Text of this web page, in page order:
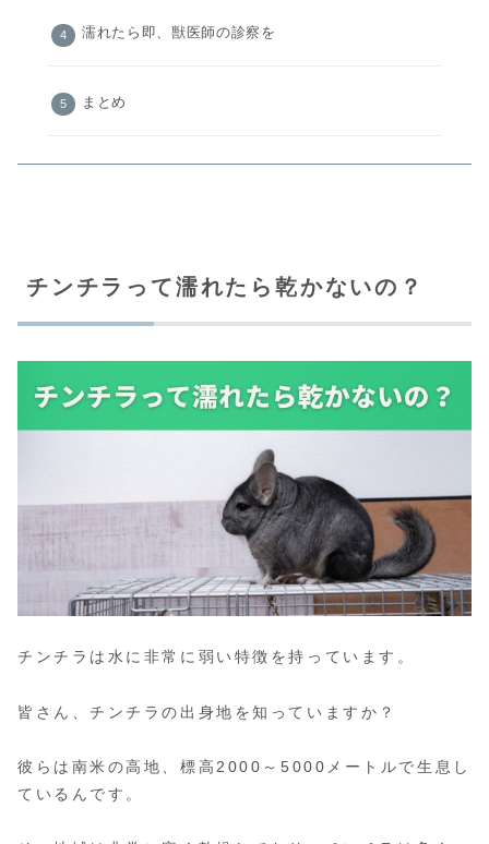
濡れたら即、獣医師の診察を
まとめ
チンチラって濡れたら乾かないの？
チンチラは水に非常に弱い特徴を持っています。
皆さん、チンチラの出身地を知っていますか？
彼らは南米の高地、標高2000～5000メートルで生息し
ているんです。